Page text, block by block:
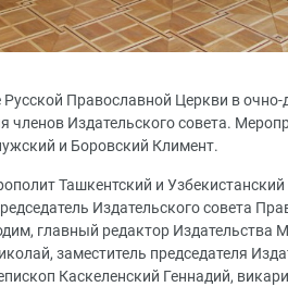
Русской Православной Церкви в
членов Издательского совета.
и Боровский Климент.
Ташкентский и
Издательского совета
главный редактор Издательства
заместитель председателя
Каскеленский Геннадий,